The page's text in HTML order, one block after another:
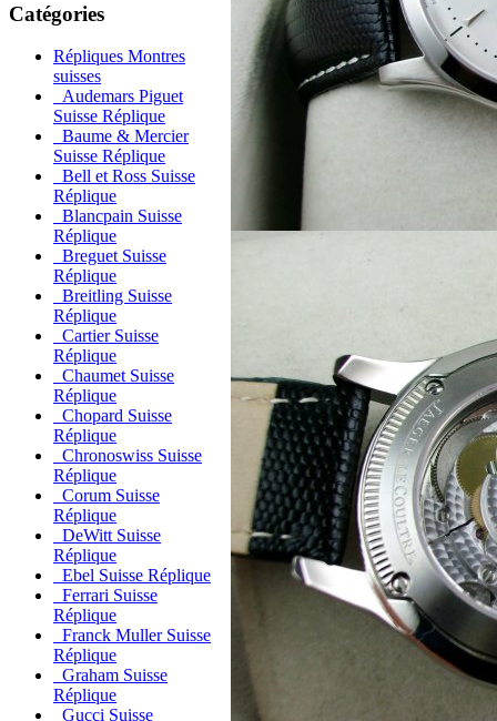
Catégories
Répliques Montres
suisses
Audemars Piguet
Suisse Réplique
Baume & Mercier
Suisse Réplique
Bell et Ross Suisse
Réplique
Blancpain Suisse
Réplique
Breguet Suisse
Réplique
Breitling Suisse
Réplique
Cartier Suisse
Réplique
Chaumet Suisse
Réplique
Chopard Suisse
Réplique
Chronoswiss Suisse
Réplique
Corum Suisse
Réplique
DeWitt Suisse
Réplique
Ebel Suisse Réplique
Ferrari Suisse
Réplique
Franck Muller Suisse
Réplique
Graham Suisse
Réplique
Gucci Suisse